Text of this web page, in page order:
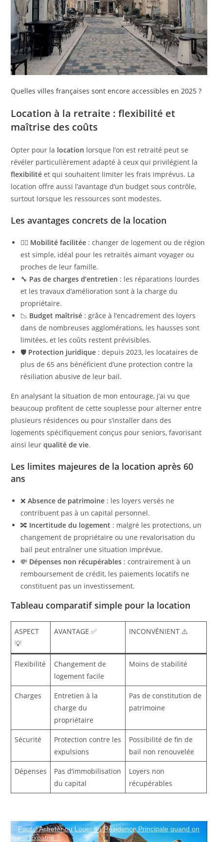
Quelles villes françaises sont encore accessibles en 2025 ?
Location à la retraite : flexibilité et
maîtrise des coûts
Opter pour la location lorsque l’on est retraité peut se
révéler particulièrement adapté à ceux qui privilégient la
flexibilité et qui souhaitent limiter les frais imprévus. La
location offre aussi l’avantage d’un budget sous contrôle,
surtout lorsque les ressources sont modestes.
Les avantages concrets de la location
🏃‍♂️ Mobilité facilitée : changer de logement ou de région
est simple, idéal pour les retraités aimant voyager ou
proches de leur famille.
🔧 Pas de charges d’entretien : les réparations lourdes
et les travaux d’amélioration sont à la charge du
propriétaire.
📉 Budget maîtrisé : grâce à l’encadrement des loyers
dans de nombreuses agglomérations, les hausses sont
limitées, et les coûts restent prévisibles.
🛡️ Protection juridique : depuis 2023, les locataires de
plus de 65 ans bénéficient d’une protection contre la
résiliation abusive de leur bail.
En analysant la situation de mon entourage, j’ai vu que
beaucoup profitent de cette souplesse pour alterner entre
plusieurs résidences ou pour s’installer dans des
logements spécifiquement conçus pour seniors, favorisant
ainsi leurqualité de vie.
Les limites majeures de la location après 60
ans
❌Absence de patrimoine : les loyers versés ne
contribuent pas à un capital personnel.
🔀 Incertitude du logement : malgré les protections, un
changement de propriétaire ou une revalorisation du
bail peut entraîner une situation imprévue.
💸 Dépenses non récupérables : contrairement à un
remboursement de crédit, les paiements locatifs ne
constituent pas un investissement.
Tableau comparatif simple pour la location
ASPECT
💡
AVANTAGE ✅ INCONVÉNIENT ⚠️
Flexibilité
Changement de
logement facile
Moins de stabilité
Charges
Entretien à la
charge du
propriétaire
Pas de constitution de
patrimoine
Sécurité
Protection contre les
expulsions
Possibilité de fin de
bail non renouvelée
Dépenses
Pas d’immobilisation
du capital
Loyers non
récupérables
Faut-il Acheter ou Louer sa Résidence Principale quand on
est Expatrié ?